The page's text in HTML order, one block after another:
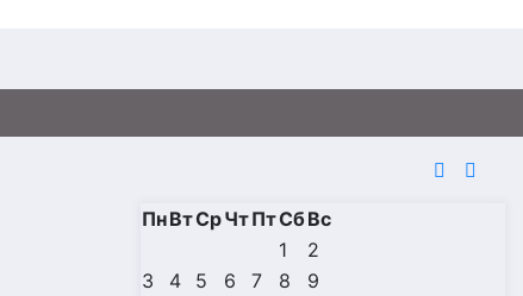
ПнВтСрЧтПтСбВс
1
2
3
4 5 6 7 8
9